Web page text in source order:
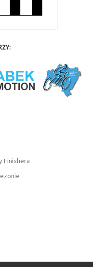
Finishera